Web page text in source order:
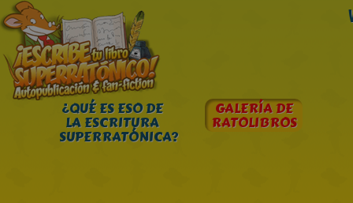
¿QUÉ ES ESO DE
LA ESCRITURA
SUPERRATÓNICA?
GALERÍA DE
RATOLIBROS